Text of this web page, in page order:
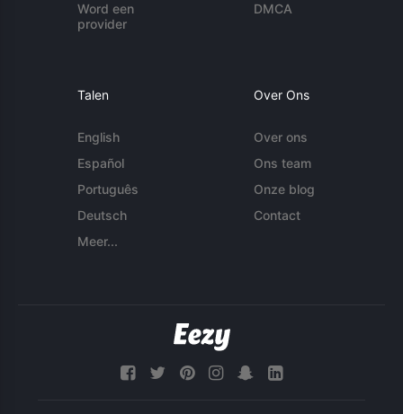
Word een
provider
DMCA
Talen
English
Español
Português
Deutsch
Meer...
Over Ons
Over ons
Ons team
Onze blog
Contact